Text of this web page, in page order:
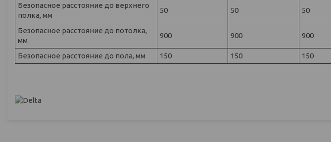
Безопасное расстояние до верхнего
полка, мм
50 50 50
Безопасное расстояние до потолка,
мм
900 900 900
Безопасное расстояние до пола, мм 150 150 150